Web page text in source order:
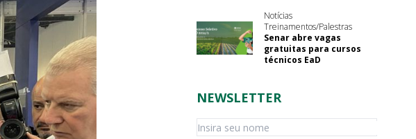
Notícias
Treinamentos/Palestras
Senar abre vagas
gratuitas para cursos
técnicos EaD
NEWSLETTER